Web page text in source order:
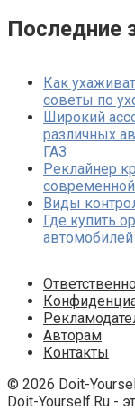
Последние
Как
советы по
Широкий
различных
ГАЗ
Реклайнер
Виды
Где купить
автомобилей
Авторам
Контакты
© 2026 Doit-
Doit-Yourself.Ru -